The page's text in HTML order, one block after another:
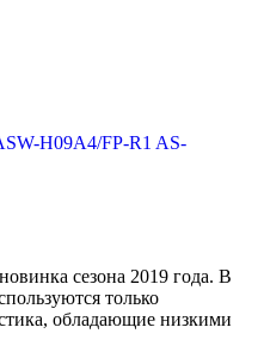
H09A4/FP-R1 AS-
сезона 2019 года. В
только
обладающие низкими